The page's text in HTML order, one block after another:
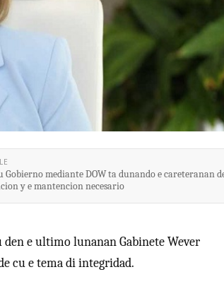
Gobierno mediante DOW ta dunando e careteranan
y e mantencion necesario
e ultimo lunanan Gabinete Wever
cu e tema di integridad.